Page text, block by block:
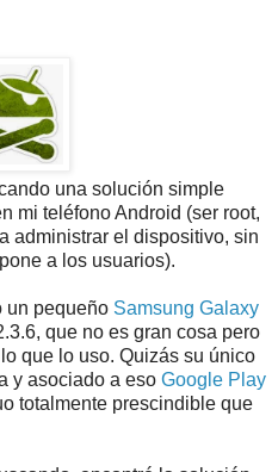
una solución simple
mi teléfono Android (ser root,
administrar el dispositivo, sin
a los usuarios).
un pequeño Samsung Galaxy
que no es gran cosa pero
que lo uso. Quizás su único
y asociado a eso Google Play
totalmente prescindible que